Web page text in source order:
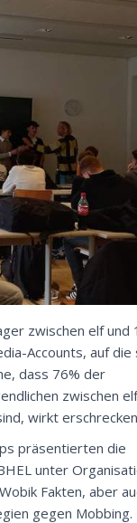
zwischen elf und
Accounts, auf die
dass 76% der
zwischen elf
wirkt
präsentierten die
unter
Fakten, aber
gegen Mobbing.